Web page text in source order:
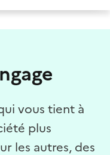
vous tient à
plus
les autres, des